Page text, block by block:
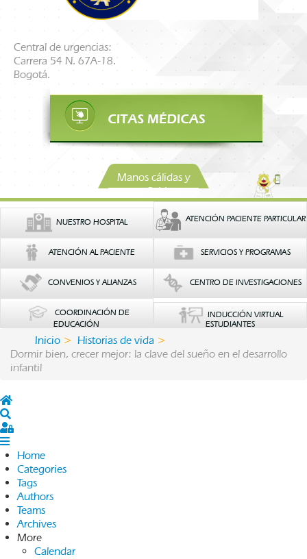
Central de urgencias:
Carrera 54 N. 67A-18.
Bogotá.
Manos cálidas y
confiables
NUESTRO HOSPITAL ATENCIÓN PACIENTE PARTICULAR
ATENCIÓN AL PACIENTE SERVICIOS Y PROGRAMAS
CONVENIOS Y ALIANZAS CENTRO DE INVESTIGACIONES
COORDINACIÓN DE
EDUCACIÓN
INDUCCIÓN VIRTUAL
ESTUDIANTES
Inicio
Historias de vida
Dormir bien, crecer mejor: la clave del sueño en el desarrollo
infantil
Home
Sign In
Home
Categories
Tags
Authors
Teams
Archives
More
Calendar